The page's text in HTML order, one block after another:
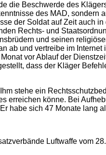
die Beschwerde des
des MAD,
der Soldat auf Zeit auch
Rechts- und
und seinen
ab und vertreibe im
vor Ablauf der
dass der Kläger
stehe ein
erreichen könne. Bei
habe sich 47 Monate lang
Luftwaffe vom